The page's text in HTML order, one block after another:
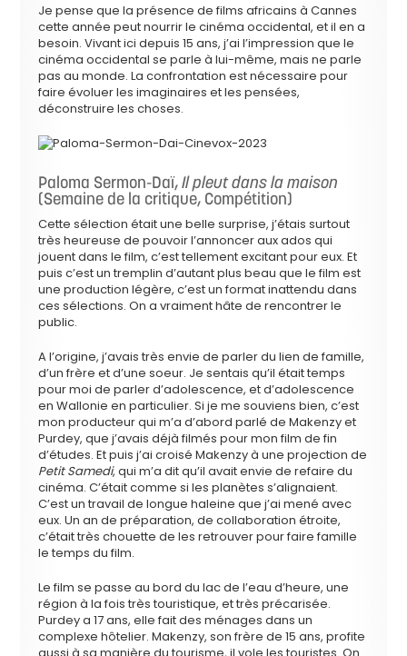
Je pense que la présence de films africains à Cannes
cette année peut nourrir le cinéma occidental, et il en a
besoin. Vivant ici depuis 15 ans, j’ai l’impression que le
cinéma occidental se parle à lui-même, mais ne parle
pas au monde. La confrontation est nécessaire pour
faire évoluer les imaginaires et les pensées,
déconstruire les choses.
Paloma Sermon-Daï,Il pleut dans la maison
(Semaine de la critique, Compétition)
Cette sélection était une belle surprise, j’étais surtout
très heureuse de pouvoir l’annoncer aux ados qui
jouent dans le film, c’est tellement excitant pour eux. Et
puis c’est un tremplin d’autant plus beau que le film est
une production légère, c’est un format inattendu dans
ces sélections. On a vraiment hâte de rencontrer le
public.
A l’origine, j’avais très envie de parler du lien de famille,
d’un frère et d’une soeur. Je sentais qu’il était temps
pour moi de parler d’adolescence, et d’adolescence
en Wallonie en particulier. Si je me souviens bien, c’est
mon producteur qui m’a d’abord parlé de Makenzy et
Purdey, que j’avais déjà filmés pour mon film de fin
d’études. Et puis j’ai croisé Makenzy à une projection de
Petit Samedi, qui m’a dit qu’il avait envie de refaire du
cinéma. C’était comme si les planètes s’alignaient.
C’est un travail de longue haleine que j’ai mené avec
eux. Un an de préparation, de collaboration étroite,
c’était très chouette de les retrouver pour faire famille
le temps du film.
Le film se passe au bord du lac de l’eau d’heure, une
région à la fois très touristique, et très précarisée.
Purdey a 17 ans, elle fait des ménages dans un
complexe hôtelier. Makenzy, son frère de 15 ans, profite